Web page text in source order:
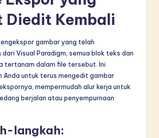
Diedit Kembali
gambar yang telah
Visual Paradigm, semua blok teks dan
tertanam dalam file tersebut. Ini
Anda untuk terus mengedit gambar
mempermudah alur kerja untuk
berjalan atau penyempurnaan
langkah: